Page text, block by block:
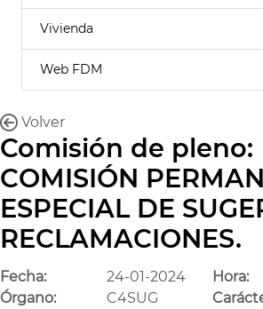
Vivienda
Web FDM
Volver
Comisión de pleno:
COMISIÓN
ESPECIAL DE
RECLAMACIONES.
Fecha: 24-01-2024 Hora:
Órgano:
C4SUG